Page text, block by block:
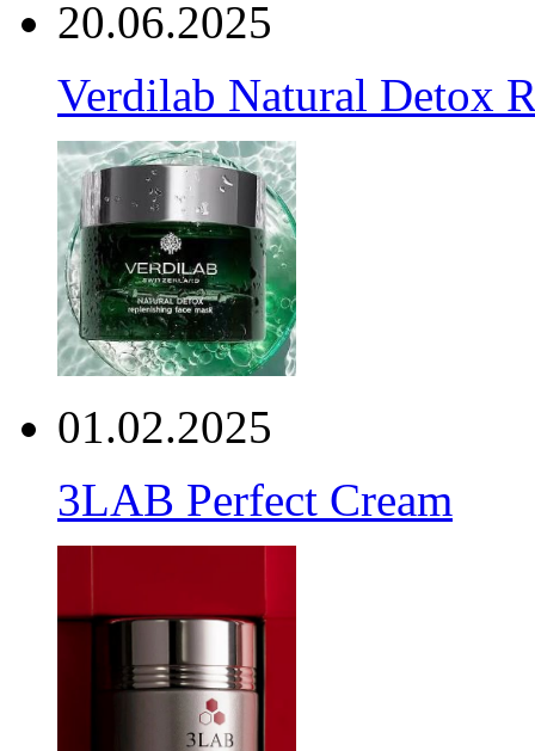
20.06.2025
Verdilab Natural Detox
01.02.2025
3LAB Perfect Cream